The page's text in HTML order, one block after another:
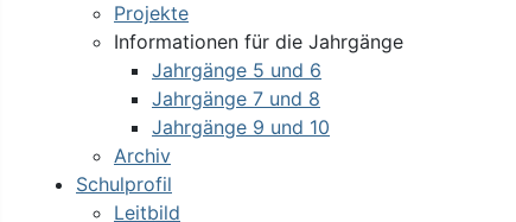
Projekte
Informationen für die Jahrgänge
Jahrgänge 5 und 6
Jahrgänge 7 und 8
Jahrgänge 9 und 10
Archiv
Schulprofil
Leitbild